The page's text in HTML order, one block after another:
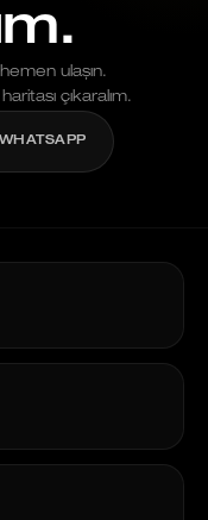
ulaşın.
çıkaralım.
WHATSAPP